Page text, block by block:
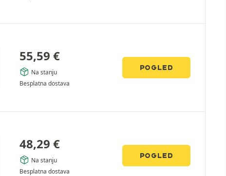
55,59 €
Na stanju
Besplatna dostava
POGLED
48,29 €
Na stanju
Besplatna dostava
POGLED